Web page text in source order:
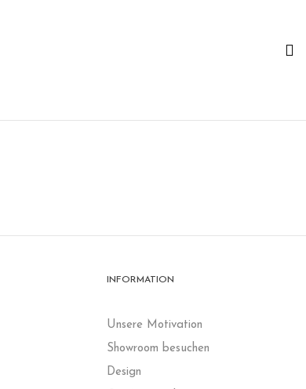
INFORMATION
Unsere Motivation
Showroom besuchen
Design